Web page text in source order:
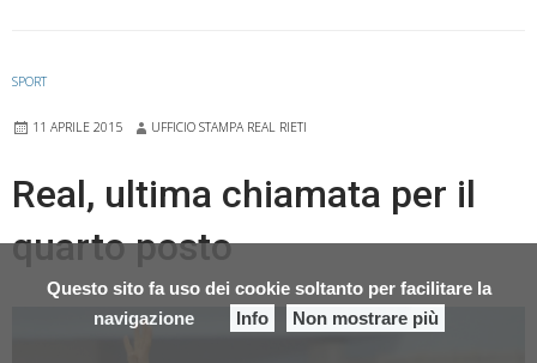
Questo sito fa uso dei cookie soltanto per facilitare la
navigazione
Info Non mostrare più
SPORT
11 APRILE 2015 UFFICIO STAMPA REAL RIETI
Real, ultima chiamata per il
quarto posto